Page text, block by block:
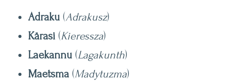
Adraku (Adrakusz)
Kärasi (Kieressza)
Laekannu (Lagakunth)
Maetsma (Madytuzma)